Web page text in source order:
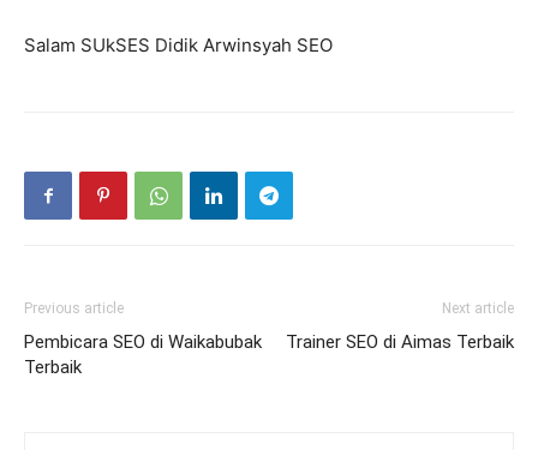
Salam SUkSES Didik Arwinsyah SEO
Previous article
Pembicara SEO di Waikabubak
Terbaik
Next article
Trainer SEO di Aimas Terbaik